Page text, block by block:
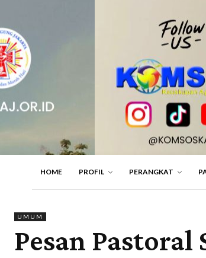
HOME PROFIL PERANGKAT
UMUM
Pesan Pastoral